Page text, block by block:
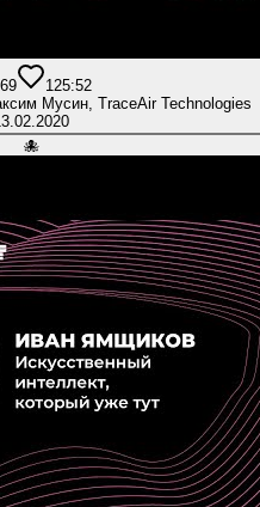
69 1 25:52
Мусин, TraceAir Technologies
🐙